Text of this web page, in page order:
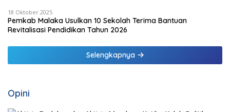
18 Oktober 2025
Pemkab Malaka Usulkan 10 Sekolah Terima Bantuan
Revitalisasi Pendidikan Tahun 2026
Selengkapnya
Opini